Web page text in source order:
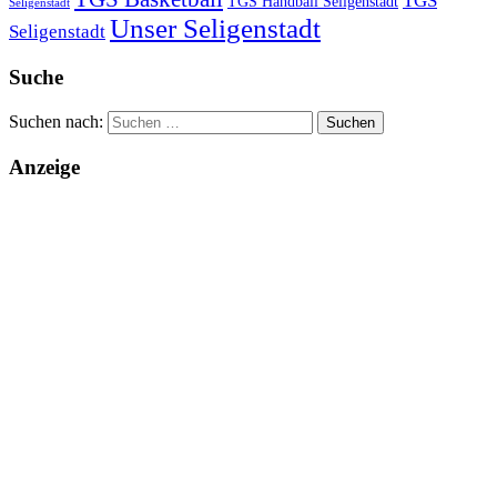
Seligenstadt
Seligenstadt Unser Seligenstadt
Suche
Suchen nach:
Anzeige